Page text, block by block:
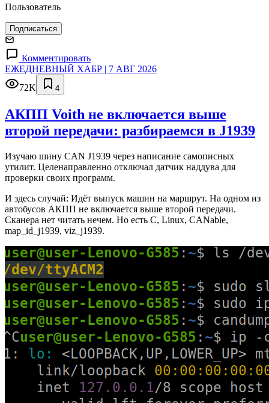
Пользователь
Подписаться
Комментировать
ЕЖЕДНЕВНЫЙ ХАБР | 7 АВГ 2026
72K
4
АКПП Voith не включается выше
второй передачи: разбираемся в J1939
Изучаю шину CAN J1939 через написание самописных
утилит. Целенаправленно отключал датчик наддува для
проверки своих программ.
И здесь случай: Идёт выпуск машин на маршрут. На одном из
автобусов АКПП не включается выше второй передачи.
Сканера нет читать нечем. Но есть C, Linux, CANable,
map_id_j1939, viz_j1939.